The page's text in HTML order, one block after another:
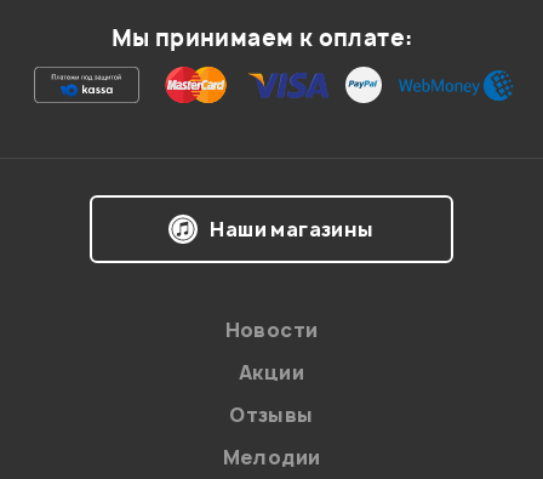
Ваша оценка:
Мы принимаем к оплате:
Наши магазины
Новости
Акции
Отзывы
Мелодии